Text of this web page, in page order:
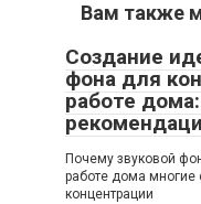
Вам также
Создание
фона для
работе
Почему звуковой
работе дома многие
концентрации